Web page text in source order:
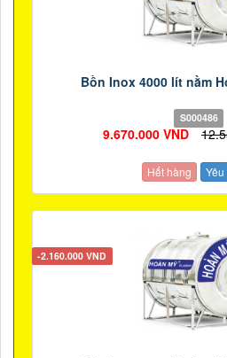
Bồn Inox 4000 lít nằm
S000486
9.670.000 VND
Hết hàng Yêu
-2.160.000 VND